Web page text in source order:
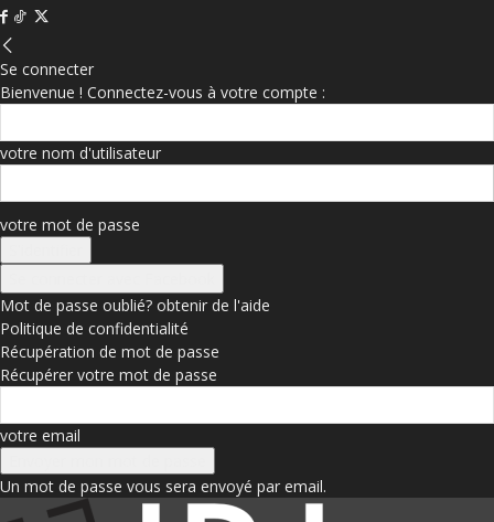
Se connecter
Bienvenue ! Connectez-vous à votre compte :
votre nom d'utilisateur
votre mot de passe
Mot de passe oublié? obtenir de l'aide
Politique de confidentialité
Récupération de mot de passe
Récupérer votre mot de passe
votre email
Un mot de passe vous sera envoyé par email.